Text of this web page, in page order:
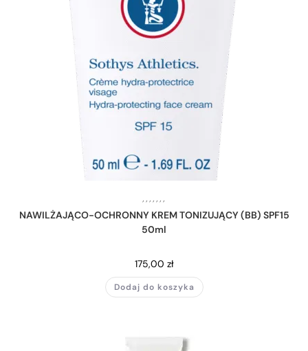
, , , , , , ,
NAWILŻAJĄCO-OCHRONNY KREM TONIZUJĄCY (BB) SPF15
50ml
175,00 zł
Dodaj do koszyka